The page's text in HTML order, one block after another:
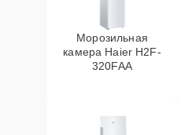
Морозильная
камера Haier H2F-
320FAA